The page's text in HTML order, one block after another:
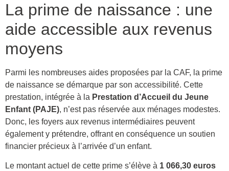
La prime de naissance : une
aide accessible aux revenus
moyens
Parmi les nombreuses aides proposées par la CAF, la prime
de naissance se démarque par son accessibilité. Cette
prestation, intégrée à la Prestation d’Accueil du Jeune
Enfant (PAJE), n’est pas réservée aux ménages modestes.
Donc, les foyers aux revenus intermédiaires peuvent
également y prétendre, offrant en conséquence un soutien
financier précieux à l’arrivée d’un enfant.
Le montant actuel de cette prime s’élève à 1 066,30 euros